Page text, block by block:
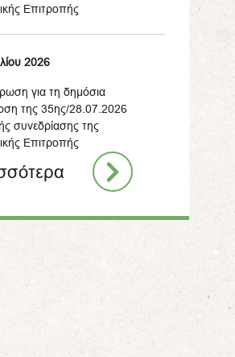
Επιτροπής
2026
για τη δημόσια
της 35ης/28.07.2026
συνεδρίασης της
Επιτροπής